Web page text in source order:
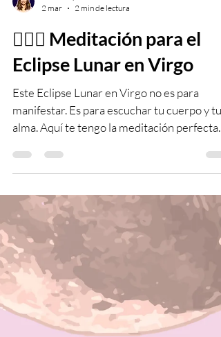
2 mar
2 min de lectura
🧘🏻‍♀️ Meditación para el
Eclipse Lunar en Virgo
Este Eclipse Lunar en Virgo no es para
para conectar contigo.